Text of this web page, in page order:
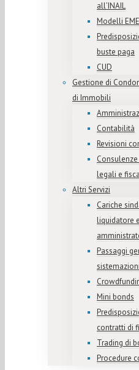
all’INAIL
Modelli
buste paga
CUD
Gestione di
di Immobili
Contabilità
Revisioni
legali e
Altri Servizi
Cariche
liquidatore e
Passaggi
Mini bonds
contratti di
Trading di
Procedure